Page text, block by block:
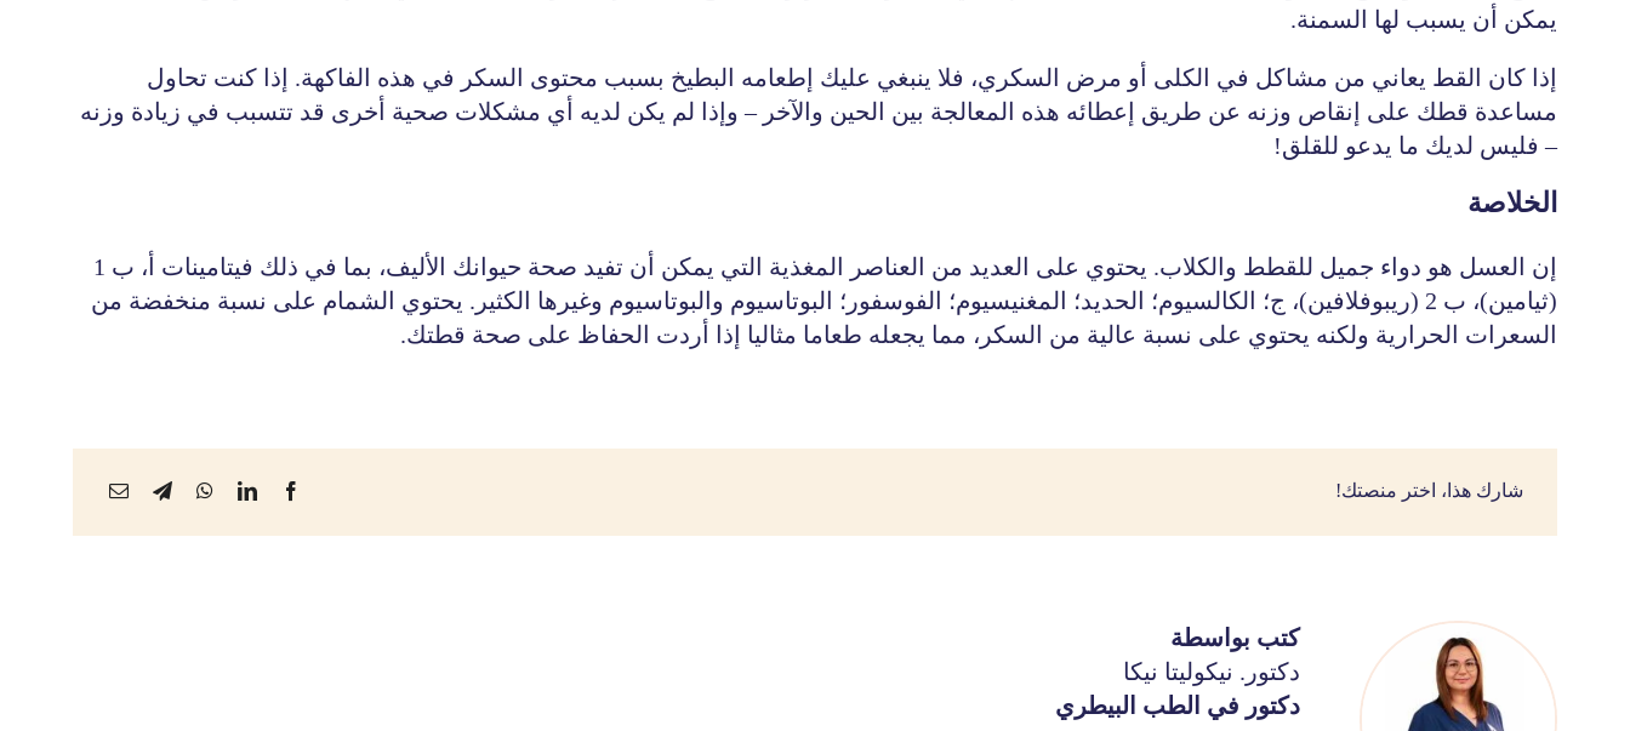
يمكن أن يسبب لها السمنة.
إذا كان القط يعاني من مشاكل في الكلى أو مرض السكري، فلا ينبغي عليك إطعامه البطيخ بسبب محتوى السكر في هذه الفاكهة. إذا كنت تحاول
مساعدة قطك على إنقاص وزنه عن طريق إعطائه هذه المعالجة بين الحين والآخر – وإذا لم يكن لديه أي مشكلات صحية أخرى قد تتسبب في زيادة وزنه
– فليس لديك ما يدعو للقلق!
الخلاصة
إن العسل هو دواء جميل للقطط والكلاب. يحتوي على العديد من العناصر المغذية التي يمكن أن تفيد صحة حيوانك الأليف، بما في ذلك فيتامينات أ، ب 1
(ثيامين)، ب 2 (ريبوفلافين)، ج؛ الكالسيوم؛ الحديد؛ المغنيسيوم؛ الفوسفور؛ البوتاسيوم والبوتاسيوم وغيرها الكثير. يحتوي الشمام على نسبة منخفضة من
السعرات الحرارية ولكنه يحتوي على نسبة عالية من السكر، مما يجعله طعاما مثاليا إذا أردت الحفاظ على صحة قطتك.
شارك هذا، اختر منصتك!
كتب بواسطة
دكتور. نيكوليتا نيكا
دكتور في الطب البيطري